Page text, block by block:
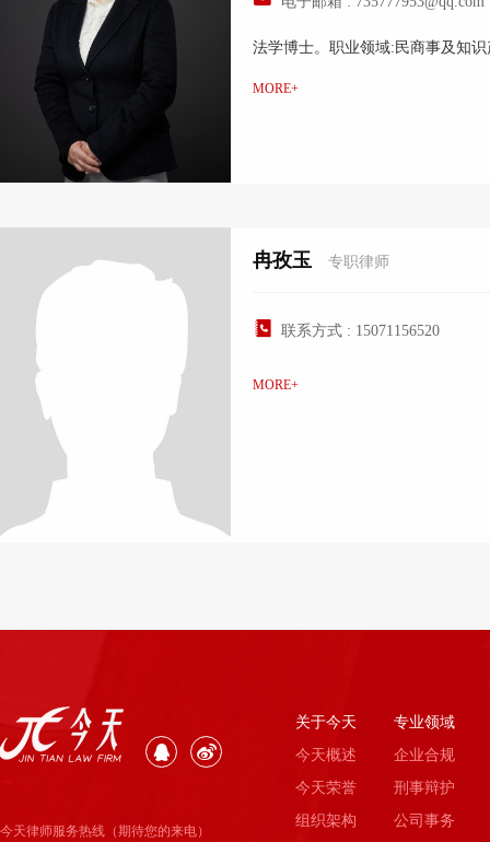
法学博士。职业领域:民商事及知
MORE+
冉孜玉 专职律师
联系方式 : 15071156520
MORE+
今天律师服务热线（期待您的来电）
关于今天
今天概述
今天荣誉
组织架构
专业领域
企业合规
刑事辩护
公司事务